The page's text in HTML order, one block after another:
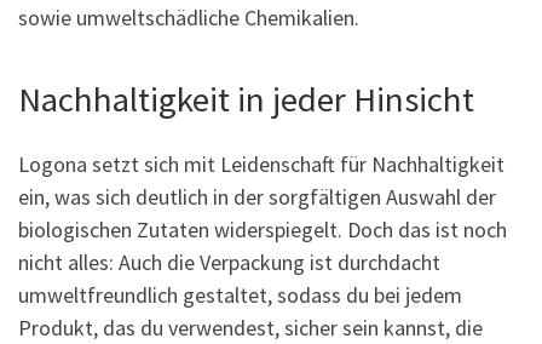
sowie umweltschädliche Chemikalien.
Nachhaltigkeit in jeder Hinsicht
Logona setzt sich mit Leidenschaft für Nachhaltigkeit
ein, was sich deutlich in der sorgfältigen Auswahl der
biologischen Zutaten widerspiegelt. Doch das ist noch
nicht alles: Auch die Verpackung ist durchdacht
umweltfreundlich gestaltet, sodass du bei jedem
Produkt, das du verwendest, sicher sein kannst, die